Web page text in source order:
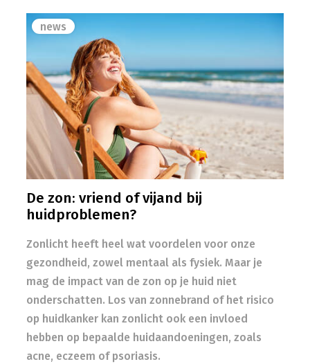
news
De zon: vriend of vijand bij
huidproblemen?
Zonlicht heeft heel wat voordelen voor onze
gezondheid, zowel mentaal als fysiek. Maar je
mag de impact van de zon op je huid niet
onderschatten. Los van zonnebrand of het risico
op huidkanker kan zonlicht ook een invloed
hebben op bepaalde huidaandoeningen, zoals
acne, eczeem of psoriasis.